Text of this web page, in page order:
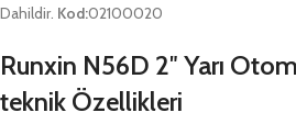
Dahildir. Kod:02100020
Runxin N56D 2″ Yarı
teknik Özellikleri